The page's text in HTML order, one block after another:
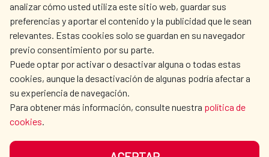
analizar cómo usted utiliza este sitio web, guardar sus
preferencias y aportar el contenido y la publicidad que le sean
relevantes. Estas cookies solo se guardan en su navegador
previo consentimiento por su parte.
Puede optar por activar o desactivar alguna o todas estas
cookies, aunque la desactivación de algunas podría afectar a
su experiencia de navegación.
Para obtener más información, consulte nuestra política de
cookies.
OUR SOCIAL MEDIA